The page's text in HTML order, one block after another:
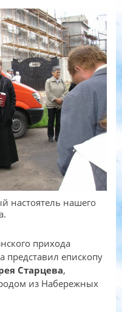
настоятель нашего
прихода
представил епископу
Старцева,
из Набережных